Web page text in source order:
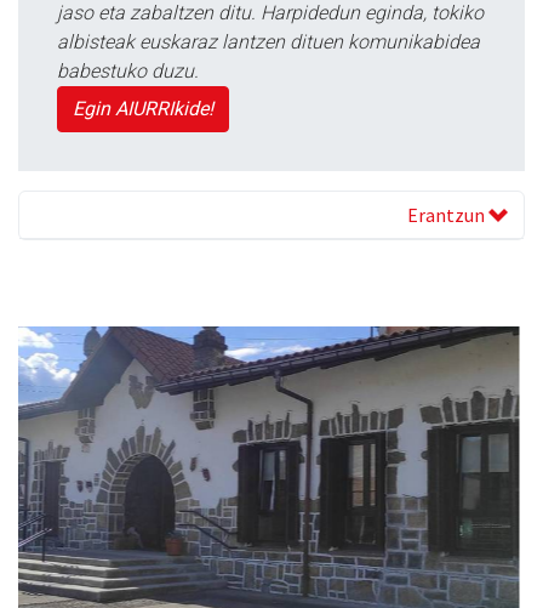
jaso eta zabaltzen ditu. Harpidedun eginda, tokiko
albisteak euskaraz lantzen dituen komunikabidea
babestuko duzu.
Egin AIURRIkide!
Erantzun